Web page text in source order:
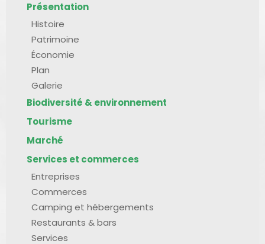
Présentation
Histoire
Patrimoine
Économie
Plan
Galerie
Biodiversité & environnement
Tourisme
Marché
Services et commerces
Entreprises
Commerces
Camping et hébergements
Restaurants & bars
Services